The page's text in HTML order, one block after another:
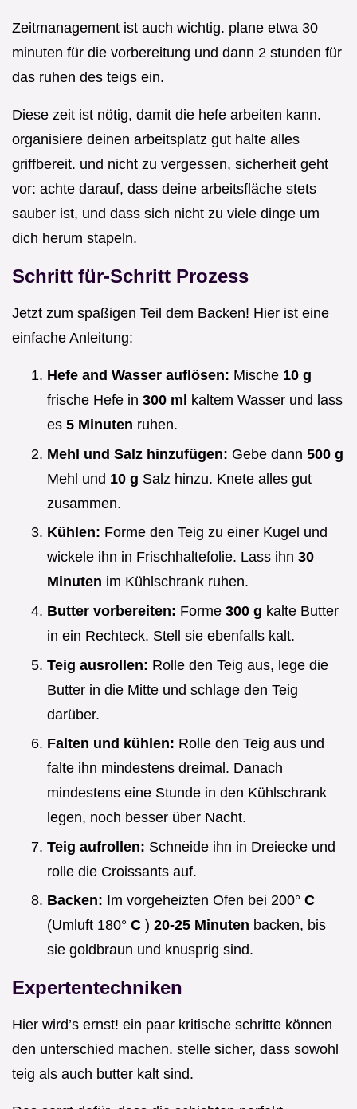
Zeitmanagement ist auch wichtig. plane etwa 30
minuten für die vorbereitung und dann 2 stunden für
das ruhen des teigs ein.
Diese zeit ist nötig, damit die hefe arbeiten kann.
organisiere deinen arbeitsplatz gut halte alles
griffbereit. und nicht zu vergessen, sicherheit geht
vor: achte darauf, dass deine arbeitsfläche stets
sauber ist, und dass sich nicht zu viele dinge um
dich herum stapeln.
Schritt für-Schritt Prozess
Jetzt zum spaßigen Teil dem Backen! Hier ist eine
einfache Anleitung:
Hefe and Wasser auflösen: Mische 10 g
frische Hefe in 300 ml kaltem Wasser und lass
es 5 Minuten ruhen.
Mehl und Salz hinzufügen: Gebe dann 500 g
Mehl und 10 g Salz hinzu. Knete alles gut
zusammen.
Kühlen: Forme den Teig zu einer Kugel und
wickele ihn in Frischhaltefolie. Lass ihn 30
Minuten im Kühlschrank ruhen.
Butter vorbereiten: Forme 300 g kalte Butter
in ein Rechteck. Stell sie ebenfalls kalt.
Teig ausrollen: Rolle den Teig aus, lege die
Butter in die Mitte und schlage den Teig
darüber.
Falten und kühlen: Rolle den Teig aus und
falte ihn mindestens dreimal. Danach
mindestens eine Stunde in den Kühlschrank
legen, noch besser über Nacht.
Teig aufrollen: Schneide ihn in Dreiecke und
rolle die Croissants auf.
Backen: Im vorgeheizten Ofen bei 200° C
(Umluft 180° C ) 20-25 Minuten backen, bis
sie goldbraun und knusprig sind.
Expertentechniken
Hier wird’s ernst! ein paar kritische schritte können
den unterschied machen. stelle sicher, dass sowohl
teig als auch butter kalt sind.